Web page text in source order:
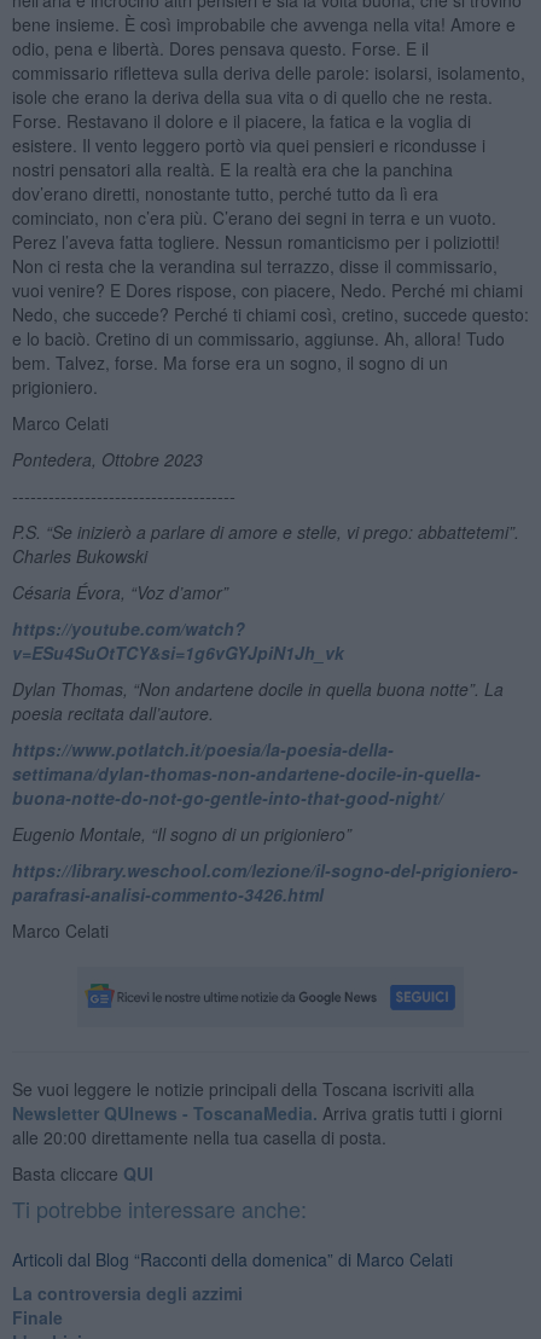
bene insieme. È così improbabile che avvenga nella vita! Amore e
odio, pena e libertà. Dores pensava questo. Forse. E il
commissario rifletteva sulla deriva delle parole: isolarsi, isolamento,
isole che erano la deriva della sua vita o di quello che ne resta.
Forse. Restavano il dolore e il piacere, la fatica e la voglia di
esistere. Il vento leggero portò via quei pensieri e ricondusse i
nostri pensatori alla realtà. E la realtà era che la panchina
dov’erano diretti, nonostante tutto, perché tutto da lì era
cominciato, non c’era più. C’erano dei segni in terra e un vuoto.
Perez l’aveva fatta togliere. Nessun romanticismo per i poliziotti!
Non ci resta che la verandina sul terrazzo, disse il commissario,
vuoi venire? E Dores rispose, con piacere, Nedo. Perché mi chiami
Nedo, che succede? Perché ti chiami così, cretino, succede questo:
e lo baciò. Cretino di un commissario, aggiunse. Ah, allora! Tudo
bem. Talvez, forse. Ma forse era un sogno, il sogno di un
prigioniero.
Marco Celati
Pontedera, Ottobre 2023
-------------------------------------
P.S. “Se inizierò a parlare di amore e stelle, vi prego: abbattetemi”.
Charles Bukowski
Césaria Évora, “Voz d’amor”
https://youtube.com/watch?
v=ESu4SuOtTCY&si=1g6vGYJpiN1Jh_vk
Dylan Thomas, “Non andartene docile in quella buona notte”. La
poesia recitata dall’autore.
https://www.potlatch.it/poesia/la-poesia-della-
settimana/dylan-thomas-non-andartene-docile-in-quella-
buona-notte-do-not-go-gentle-into-that-good-night/
Eugenio Montale, “Il sogno di un prigioniero”
https://library.weschool.com/lezione/il-sogno-del-prigioniero-
parafrasi-analisi-commento-3426.html
Marco Celati
Se vuoi leggere le notizie principali della Toscana iscriviti alla
Newsletter QUInews - ToscanaMedia. Arriva gratis tutti i giorni
alle 20:00 direttamente nella tua casella di posta.
Basta cliccare QUI
Ti potrebbe interessare anche:
Articoli dal Blog “Racconti della domenica” di Marco Celati
La controversia degli azzimi
Finale